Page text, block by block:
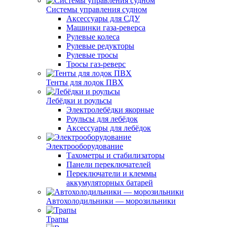
Системы управления судном
Аксессуары для СДУ
Машинки газа-реверса
Рулевые колеса
Рулевые редукторы
Рулевые тросы
Тросы газ-реверс
Тенты для лодок ПВХ
Лебёдки и роульсы
Электролебёдки якорные
Роульсы для лебёдок
Аксессуары для лебёдок
Электрооборудование
Тахометры и стабилизаторы
Панели переключателей
Переключатели и клеммы
аккумуляторных батарей
Автохолодильники — морозильники
Трапы